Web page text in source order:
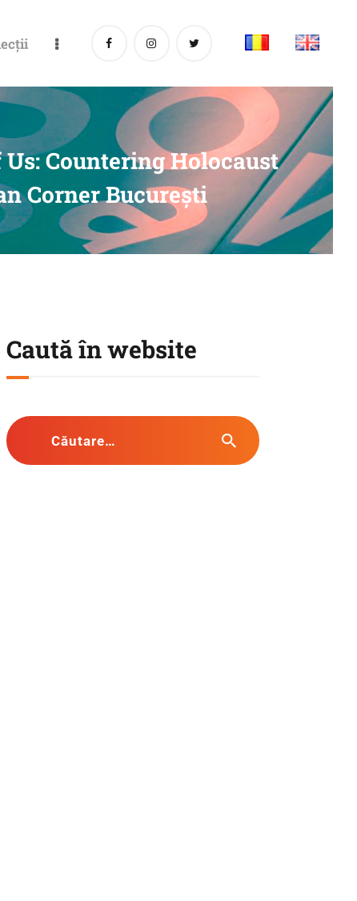
Countering Holocaust
Corner București
Caută în website